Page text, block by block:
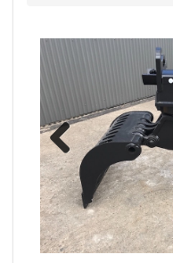
Previous